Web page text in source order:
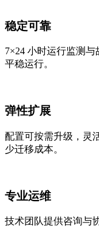
稳定可靠
7×24 小时运行监测
平稳运行。
弹性扩展
配置可按需升级，灵
少迁移成本。
专业运维
技术团队提供咨询与